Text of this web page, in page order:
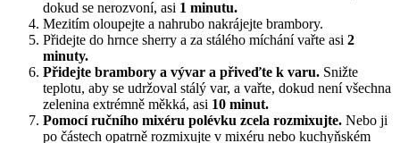
dokud se nerozvoní, asi 1 minutu.
Mezitím oloupejte a nahrubo nakrájejte brambory.
Přidejte do hrnce sherry a za stálého míchání vařte asi 2
minuty.
Přidejte brambory a vývar a přiveďte k varu. Snižte
teplotu, aby se udržoval stálý var, a vařte, dokud není všechna
zelenina extrémně měkká, asi 10 minut.
Pomocí ručního mixéru polévku zcela rozmixujte. Nebo ji
po částech opatrně rozmixujte v mixéru nebo kuchyňském